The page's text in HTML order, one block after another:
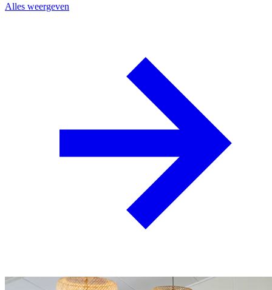
Alles weergeven